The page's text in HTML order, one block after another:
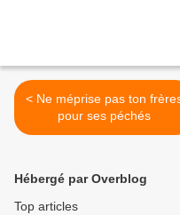
< Ne méprise pas ton frères
pour ses péchés
Hébergé par Overblog
Top articles